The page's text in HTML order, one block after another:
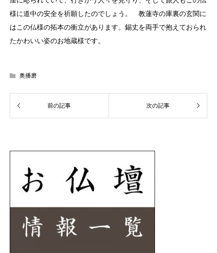
様に道中の安全を祈願したのでしょう。 教蓮寺の庫裏の玄関に
はこの仏様の拓本の衝立があります。錫丈を両手で抱えておられ
たかわいい姿のお地蔵様です。
奥播磨